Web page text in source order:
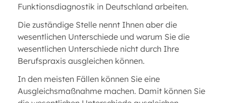
Funktionsdiagnostik in Deutschland arbeiten.
Die zuständige Stelle nennt Ihnen aber die
wesentlichen Unterschiede und warum Sie die
wesentlichen Unterschiede nicht durch Ihre
Berufspraxis ausgleichen können.
In den meisten Fällen können Sie eine
Ausgleichsmaßnahme machen. Damit können Sie